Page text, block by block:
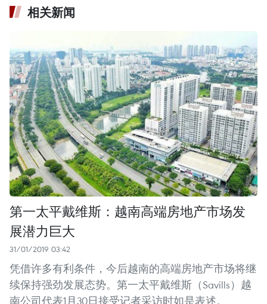
相关新闻
第一太平戴维斯：越南高端房地产市场发
展潜力巨大
31/01/2019 03:42
凭借许多有利条件，今后越南的高端房地产市场将继
续保持强劲发展态势。第一太平戴维斯（Savills）越
南公司代表1月30日接受记者采访时如是表述。